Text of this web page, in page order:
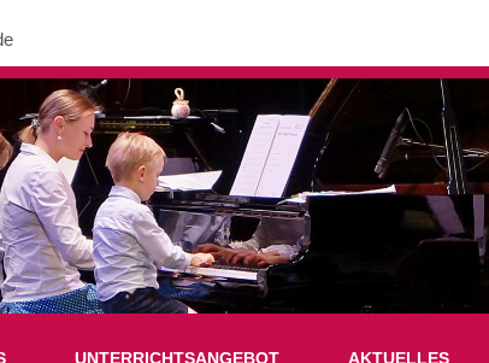
e3/26/59781926/htdocs/Joomla2023/modules/
UNTERRICHTSANGEBOT AKTUELLES